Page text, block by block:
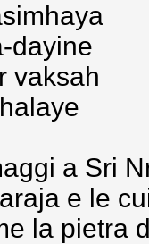
dayine
vaksah
a Sri
e le
la pietra